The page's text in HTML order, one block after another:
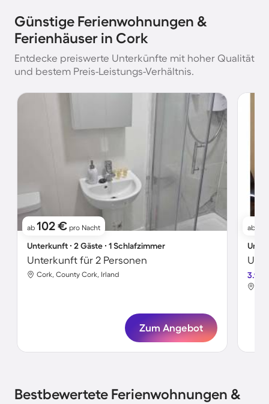
Günstige Ferienwohnungen &
Ferienhäuser in Cork
Entdecke preiswerte Unterkünfte mit hoher Qualität
und bestem Preis-Leistungs-Verhältnis.
ab 102 € pro Nacht
Unterkunft ∙ 2 Gäste ∙ 1 Schlafzimmer
Unterkunft für 2 Personen
Cork, County Cork, Irland
Zum Angebot
ab
3.9
Bestbewertete Ferienwohnungen &